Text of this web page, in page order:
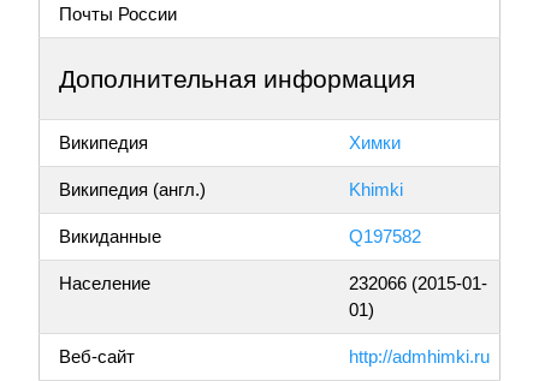
Почты России
Дополнительная информация
Википедия Химки
Википедия (англ.) Khimki
Викиданные Q197582
Население
232066 (2015-01-
01)
Веб-сайт http://admhimki.ru